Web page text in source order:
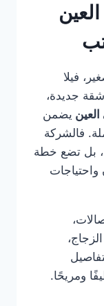
فيلا
جديدة،
يضمن
فالشركة
بل تضع خطة
ومريحًا.